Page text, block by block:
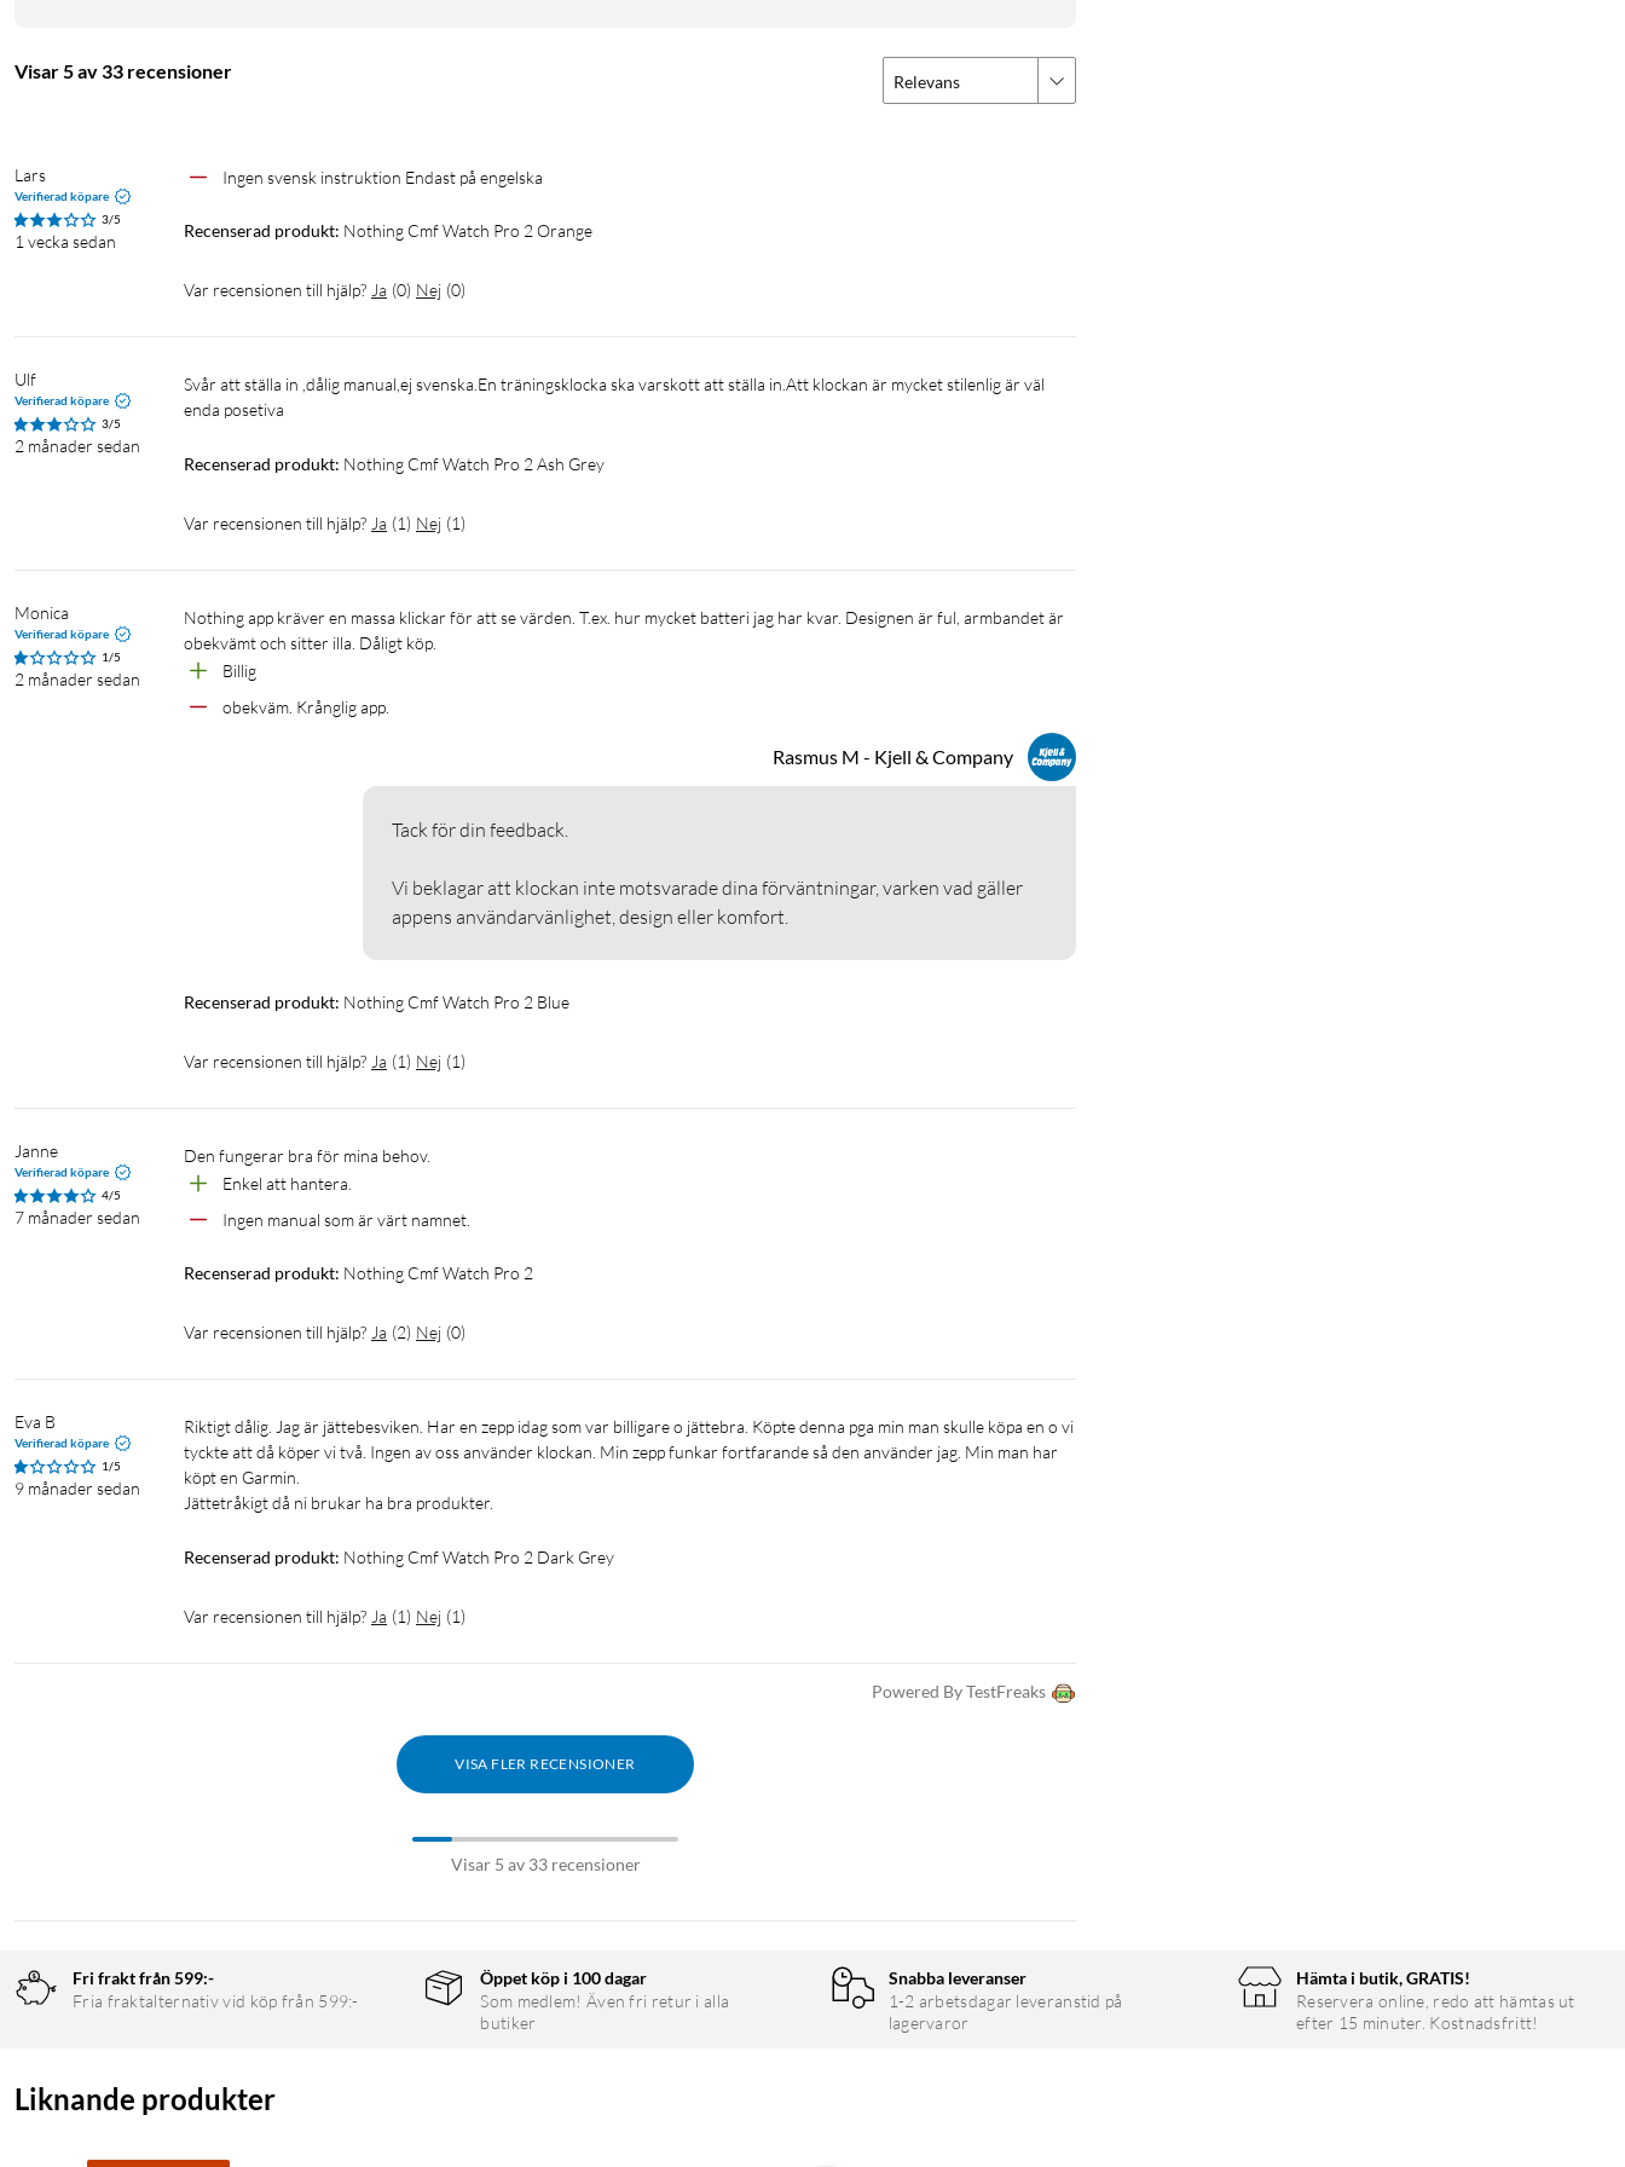
Hälsofunktioner
Hälsofunktionerna inkluderar pulsmätning, sömnövervakning, stressmätning och SpO₂-monitorering, vilket ger en omfattande
Specifikationer
Batteritid: Upp till 11 dagars batteritid (45.8 dagar i strömsparläge), 25 timmar vid konstant användande av GPS
Sensorer: Hjärtfrekvens, SpO₂, sömn och stressövervakning
Vikt: 48.1 gram
Visar 5 av 33 recensioner Relevans
Lars
Verifierad köpare
3/5
1 vecka sedan
Ingen svensk instruktion Endast på engelska
Recenserad produkt: Nothing Cmf Watch Pro 2 Orange
Var recensionen till hjälp? Ja (0) Nej (0)
Ulf
Verifierad köpare
3/5
2 månader sedan
Svår att ställa in ,dålig manual,ej svenska.En träningsklocka ska varskott att ställa in.Att klockan är mycket stilenlig är väl
enda posetiva
Recenserad produkt: Nothing Cmf Watch Pro 2 Ash Grey
Var recensionen till hjälp? Ja (1) Nej (1)
Monica
Verifierad köpare
1/5
2 månader sedan
Nothing app kräver en massa klickar för att se värden. T.ex. hur mycket batteri jag har kvar. Designen är ful, armbandet är
obekvämt och sitter illa. Dåligt köp.
Billig
obekväm. Krånglig app.
Rasmus M - Kjell & Company
Tack för din feedback.
Vi beklagar att klockan inte motsvarade dina förväntningar, varken vad gäller
appens användarvänlighet, design eller komfort.
Recenserad produkt: Nothing Cmf Watch Pro 2 Blue
Var recensionen till hjälp? Ja (1) Nej (1)
Janne
Verifierad köpare
4/5
7 månader sedan
Den fungerar bra för mina behov.
Enkel att hantera.
Ingen manual som är värt namnet.
Recenserad produkt: Nothing Cmf Watch Pro 2
Var recensionen till hjälp? Ja (2) Nej (0)
Eva B
Verifierad köpare
1/5
9 månader sedan
Riktigt dålig. Jag är jättebesviken. Har en zepp idag som var billigare o jättebra. Köpte denna pga min man skulle köpa en o vi
tyckte att då köper vi två. Ingen av oss använder klockan. Min zepp funkar fortfarande så den använder jag. Min man har
köpt en Garmin.
Jättetråkigt då ni brukar ha bra produkter.
Recenserad produkt: Nothing Cmf Watch Pro 2 Dark Grey
Var recensionen till hjälp? Ja (1) Nej (1)
Powered By TestFreaks
VISA FLER RECENSIONER
Visar 5 av 33 recensioner
Fri frakt från 599:-
Fria fraktalternativ vid köp från 599:-
Öppet köp i 100 dagar
Som medlem! Även fri retur i alla
butiker
Snabba leveranser
1-2 arbetsdagar leveranstid på
lagervaror
Hämta i butik, GRATIS!
Reservera online, redo att hämtas ut
efter 15 minuter. Kostnadsfritt!
Liknande produkter